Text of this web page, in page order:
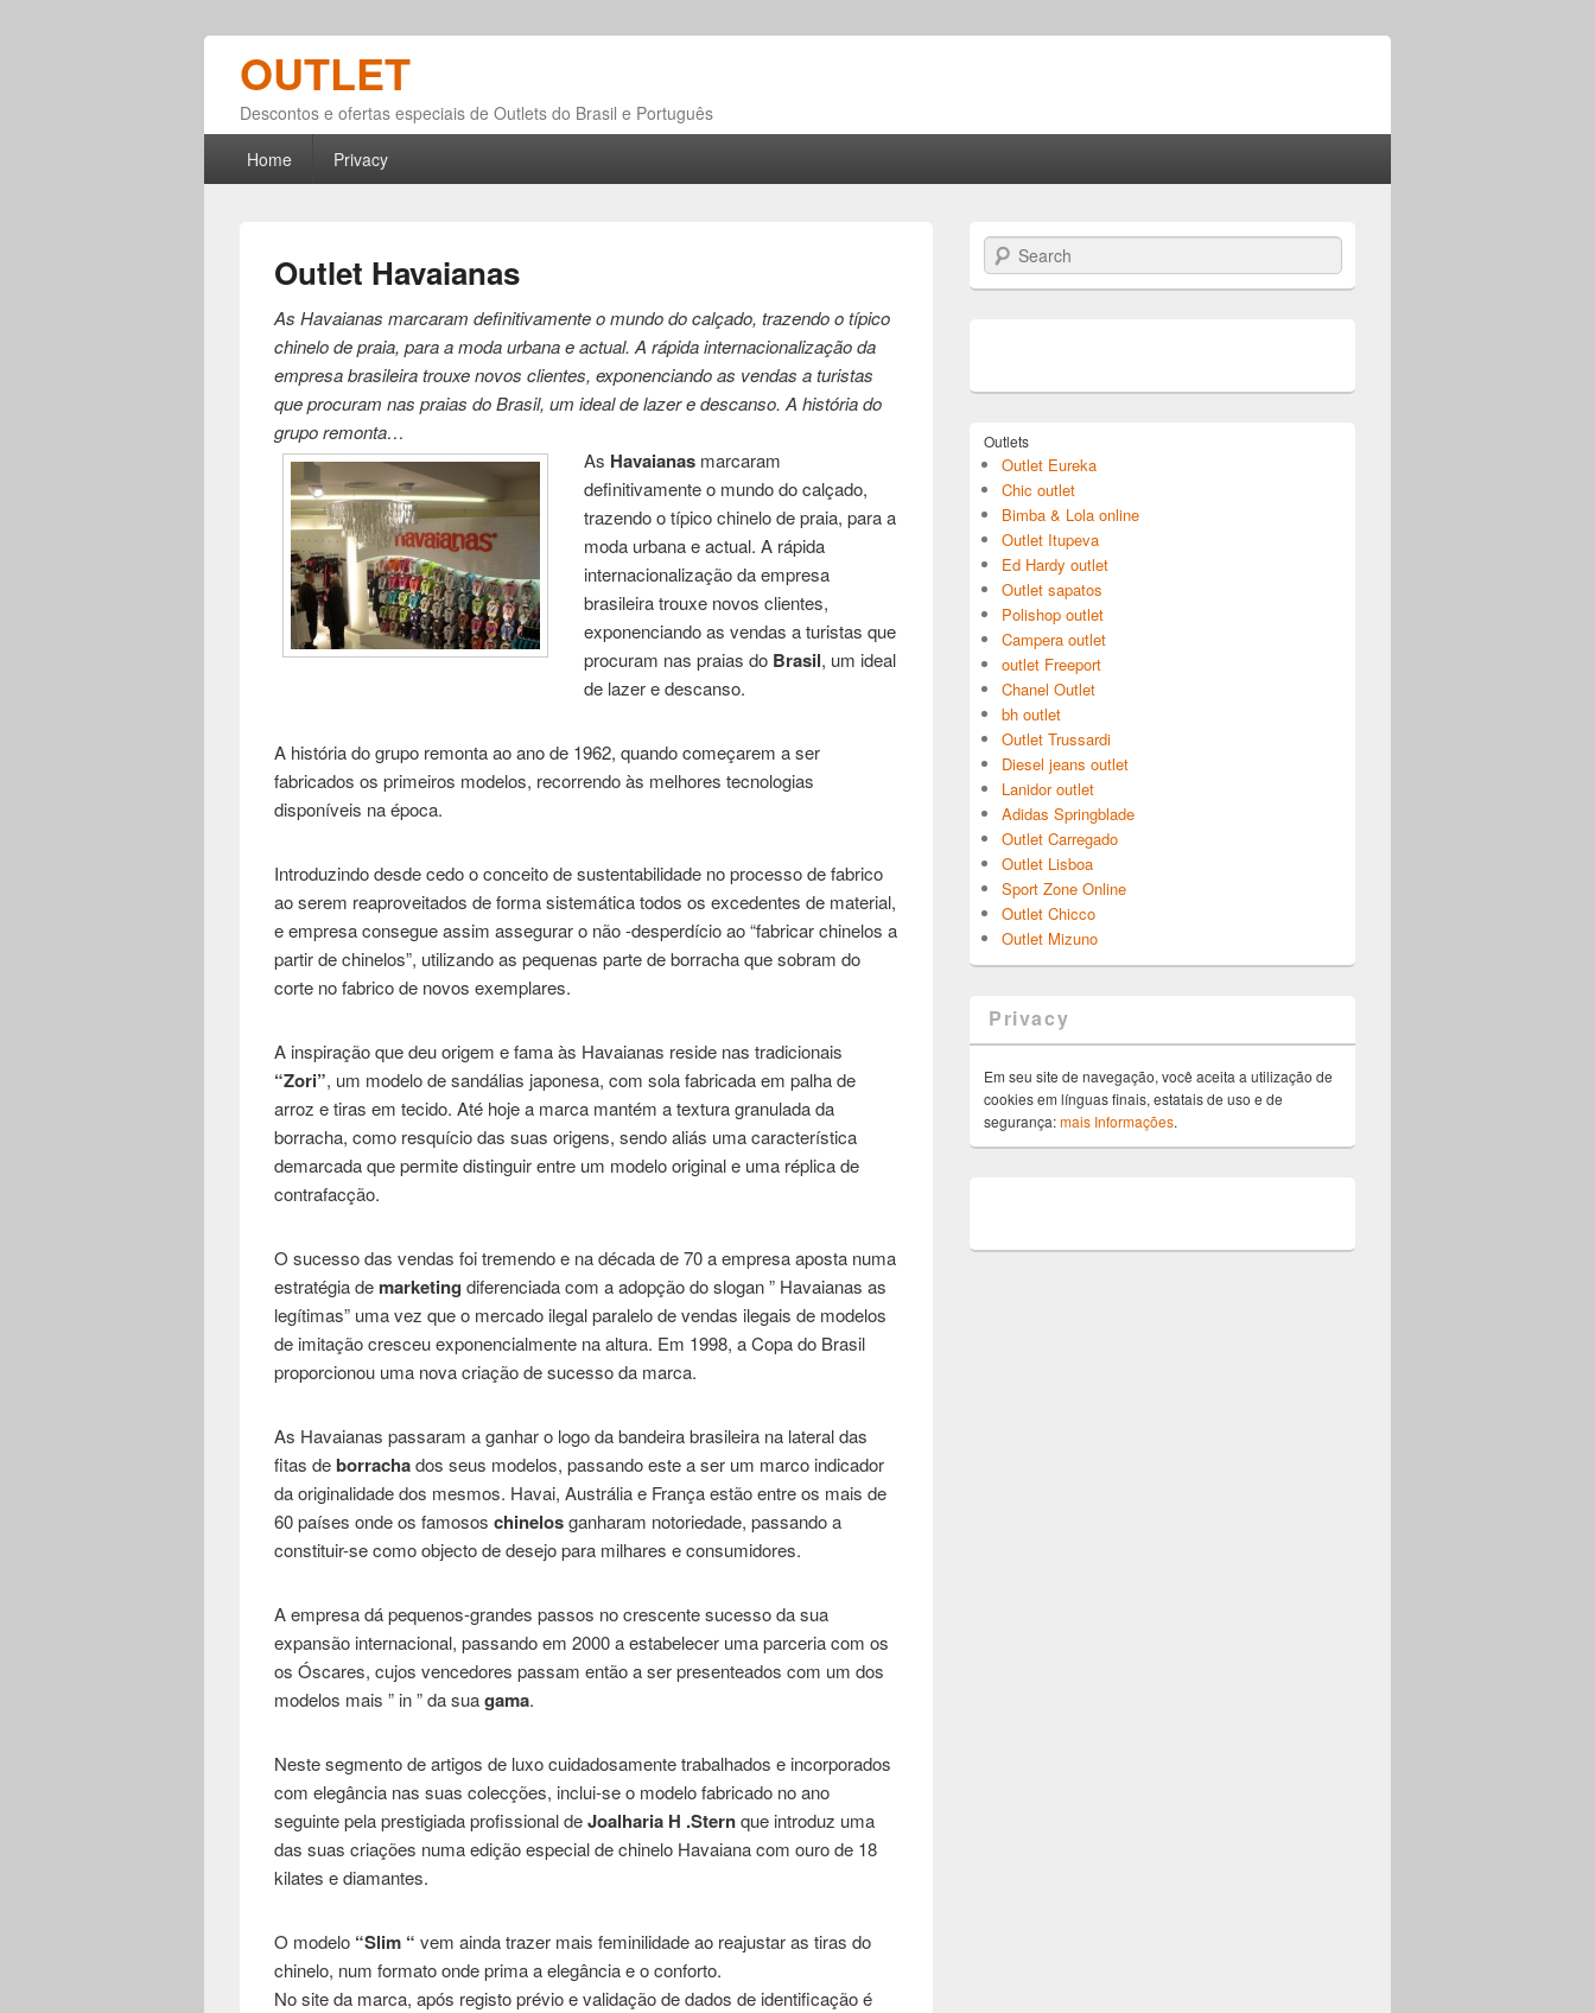
OUTLET
Descontos e ofertas especiais de Outlets do Brasil e Português
Primary menu
Skip to primary content
Skip to secondary content
Home Privacy
Outlet Havaianas
As Havaianas marcaram definitivamente o mundo do calçado, trazendo o típico
chinelo de praia, para a moda urbana e actual. A rápida internacionalização da
empresa brasileira trouxe novos clientes, exponenciando as vendas a turistas
que procuram nas praias do Brasil, um ideal de lazer e descanso. A história do
grupo remonta…
As Havaianas marcaram
definitivamente o mundo do calçado,
trazendo o típico chinelo de praia, para a
moda urbana e actual. A rápida
internacionalização da empresa
brasileira trouxe novos clientes,
exponenciando as vendas a turistas que
procuram nas praias do Brasil, um ideal
de lazer e descanso.
A história do grupo remonta ao ano de 1962, quando começarem a ser
fabricados os primeiros modelos, recorrendo às melhores tecnologias
disponíveis na época.
Introduzindo desde cedo o conceito de sustentabilidade no processo de fabrico
ao serem reaproveitados de forma sistemática todos os excedentes de material,
e empresa consegue assim assegurar o não -desperdício ao “fabricar chinelos a
partir de chinelos”, utilizando as pequenas parte de borracha que sobram do
corte no fabrico de novos exemplares.
A inspiração que deu origem e fama às Havaianas reside nas tradicionais
“Zori”, um modelo de sandálias japonesa, com sola fabricada em palha de
arroz e tiras em tecido. Até hoje a marca mantém a textura granulada da
borracha, como resquício das suas origens, sendo aliás uma característica
demarcada que permite distinguir entre um modelo original e uma réplica de
contrafacção.
O sucesso das vendas foi tremendo e na década de 70 a empresa aposta numa
estratégia de marketing diferenciada com a adopção do slogan ” Havaianas as
legítimas” uma vez que o mercado ilegal paralelo de vendas ilegais de modelos
de imitação cresceu exponencialmente na altura. Em 1998, a Copa do Brasil
proporcionou uma nova criação de sucesso da marca.
As Havaianas passaram a ganhar o logo da bandeira brasileira na lateral das
fitas deborrachados seus modelos, passando este a ser um marco indicador
da originalidade dos mesmos. Havai, Austrália e França estão entre os mais de
60 países onde os famososchinelosganharam notoriedade, passando a
constituir-se como objecto de desejo para milhares e consumidores.
A empresa dá pequenos-grandes passos no crescente sucesso da sua
expansão internacional, passando em 2000 a estabelecer uma parceria com os
os Óscares, cujos vencedores passam então a ser presenteados com um dos
modelos mais ” in ” da suagama.
Neste segmento de artigos de luxo cuidadosamente trabalhados e incorporados
com elegância nas suas colecções, inclui-se o modelo fabricado no ano
seguinte pela prestigiada profissional deJoalharia H .Sternque introduz uma
das suas criações numa edição especial de chinelo Havaiana com ouro de 18
kilates e diamantes.
O modelo “Slim “ vem ainda trazer mais feminilidade ao reajustar as tiras do
chinelo, num formato onde prima a elegância e o conforto.
No site da marca, após registo prévio e validação de dados de identificação é
Search
Outlets
Outlet Eureka
Chic outlet
Bimba & Lola online
Outlet Itupeva
Ed Hardy outlet
Outlet sapatos
Polishop outlet
Campera outlet
outlet Freeport
Chanel Outlet
bh outlet
Outlet Trussardi
Diesel jeans outlet
Lanidor outlet
Adidas Springblade
Outlet Carregado
Outlet Lisboa
Sport Zone Online
Outlet Chicco
Outlet Mizuno
Privacy
Em seu site de navegação, você aceita a utilização de
cookies em línguas finais, estatais de uso e de
segurança:mais Informações.